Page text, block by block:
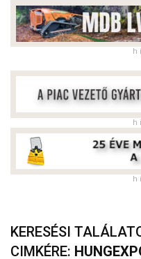
h
h
h
KERESÉSI
CIMKÉRE: